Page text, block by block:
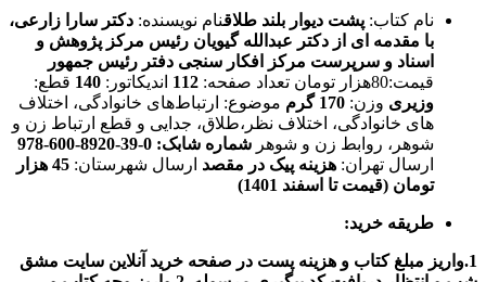
نام کتاب: پشت دیوار بلند طلاقنام نویسنده: دکتر سارا زارعی،
با مقدمه ای از دکتر عبدالله گیویان رئیس مرکز پژوهش و
اسناد و سرپرست مرکز افکار سنجی دفتر رئیس جمهور
قیمت:80هزار تومان تعداد صفحه:
112 اندیکاتور: 140 قطع:
وزیری وزن:
موضوع: ارتباط‌های خانوادگی، اختلاف
های خانوادگی، اختلاف نظر،طلاق، جدایی و قطع ارتباط زن و
شوهر، روابط زن و شوهر شماره شابک: 0-39-8920-600-978
ارسال تهران: هزینه پیک در مقصد ارسال شهرستان: 45 هزار
تومان (قیمت تا اسفند 1401)
طریقه خرید:
1.واریز مبلغ کتاب و هزینه پست در صفحه خرید آنلاین سایت مشق